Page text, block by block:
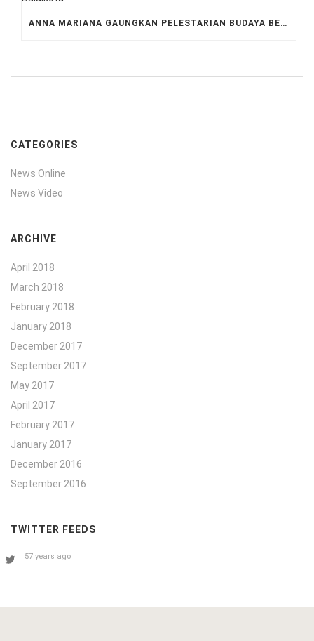
ANNA MARIANA GAUNGKAN PELESTARIAN BUDAYA BETAWI DI BALAIKOTA
CATEGORIES
News Online
News Video
ARCHIVE
April 2018
March 2018
February 2018
January 2018
December 2017
September 2017
May 2017
April 2017
February 2017
January 2017
December 2016
September 2016
TWITTER FEEDS
57 years ago